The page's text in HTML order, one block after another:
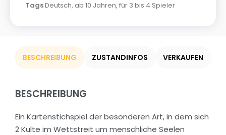
TagsDeutsch, ab 10 Jahren, für 3 bis 4 Spieler
BESCHREIBUNG ZUSTANDINFOS VERKAUFEN
BESCHREIBUNG
Ein Kartenstichspiel der besonderen Art, in dem sich
2 Kulte im Wettstreit um menschliche Seelen